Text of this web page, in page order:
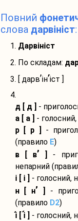
Повний
слова дарвініст:
1. Дарвініст
2. По складам:
3. [ дарв’ін’іст ]
4.
д [ д ]
-
а [ а ]
-
р [ р ]
-
(правило E)
в [ в’
-
непарний
і [ і ]
- голосний,
н [ н’
-
(правило D2)
і[ і] - голосний,